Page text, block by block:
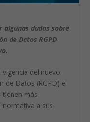
algunas dudas sobre
de Datos RGPD
del nuevo
de Datos (RGPD) el
tienen más
a sus